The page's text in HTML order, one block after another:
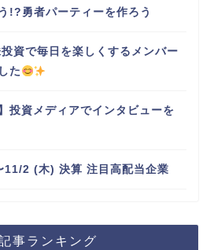
!?勇者パーティーを作ろう
資で毎日を楽しくするメンバー
た
投資メディアでインタビューを
2 (木) 決算 注目高配当企業
事ランキング